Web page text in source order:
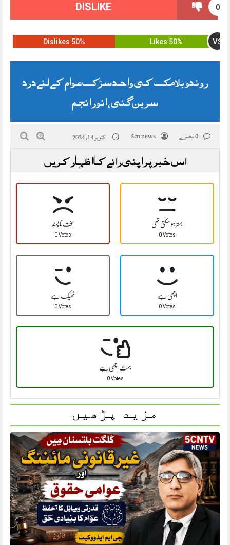
0
DISLIKE
50% Likes VS
50% Dislikes
روندو بلامک کی واحد سڑک عوام کے لئے درد
سر بن گئی، انور انجم
5cn news اکتوبر 14, 2024
اس خبر پر اپنی رائے کا اظہار کریں
سخت نا پسند
0 Votes
بہتر ہو سکتی تھی
0 Votes
ٹھیک ہے
0 Votes
اچھی ہے
0 Votes
بہت اچھی ہے
0 Votes
مزید پڑھیں